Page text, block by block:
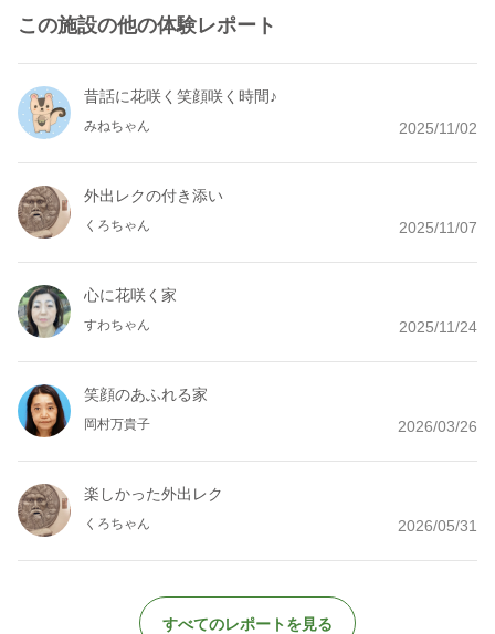
この施設の他の体験レポート
昔話に花咲く笑顔咲く時間♪
みねちゃん 2025/11/02
外出レクの付き添い
くろちゃん 2025/11/07
心に花咲く家
すわちゃん 2025/11/24
笑顔のあふれる家
岡村万貴子 2026/03/26
楽しかった外出レク
くろちゃん 2026/05/31
すべてのレポートを見る